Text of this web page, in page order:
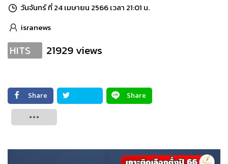
วันจันทร์ ที่ 24 เมษายน 2566 เวลา 21:01 น.
isranews
HITS 21929 views
Share
Share